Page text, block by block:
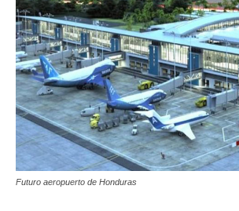
Futuro aeropuerto de Honduras